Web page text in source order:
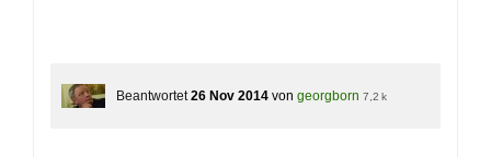
Beantwortet 26 Nov 2014 von georgborn 7,2 k